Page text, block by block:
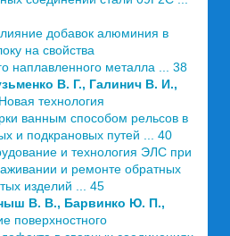
добавок алюминия в
на свойства
наплавленного металла ... 38
В. Г., Галинич В. И.,
Новая технология
ванным способом рельсов в
и подкрановых путей ... 40
и технология ЭЛС при
и ремонте обратных
изделий ... 45
В. В., Барвинко Ю. П.,
поверхностного